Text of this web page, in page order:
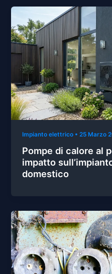
Impianto elettrico •25 Marzo
Pompe di calore al
impatto
domestico